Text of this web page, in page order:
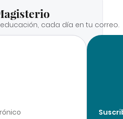
cada día en tu correo.